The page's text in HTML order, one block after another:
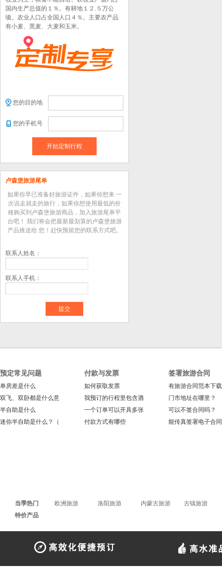
国内生产总值的１％。有耕地１２.５万公
顷。农业人口占全国人口４％。主要农产品
有小麦、黑麦、大麦和玉米。
您的目的地
您的手机号
开始定制行程
卢森堡旅游尾单
如果你早已准备好旅游证件，如果你想来 一
次说走就走的旅行，如果你想使用最低的价
格购买到卢森堡旅游商品，加入旅游尾单平
台吧！ 我们将会把最新最划算的卢森堡旅游
产品推送给 您！赶快预留您的联系方式吧。
联系人姓名：
联系人手机：
预定常见问题
单房差是什么
双飞、双卧都是什么意
半自助是什么
迷你半自助是什么？（
付款与发票
如何获取发票
我预订的行程里包含酒
一个订单可以开具多张
付款方式有哪些
签署旅游合同
有旅游合同范本下
门市地址在哪里？
可以不签合同吗？
能传真签署电子合
当季热门 欧洲旅游 洛阳旅游 内蒙古旅游
古镇旅游
特价产品